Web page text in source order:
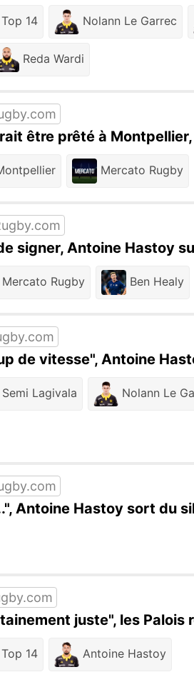
Top 14 Nolann Le Garrec
Reda Wardi
être prêté à
Mercato Rugby
signer, Antoine Hastoy
Mercato Rugby Ben Healy
de vitesse", Antoine
Semi Lagivala Nolann Le
Antoine Hastoy sort du
juste", les
Top 14 Antoine Hastoy